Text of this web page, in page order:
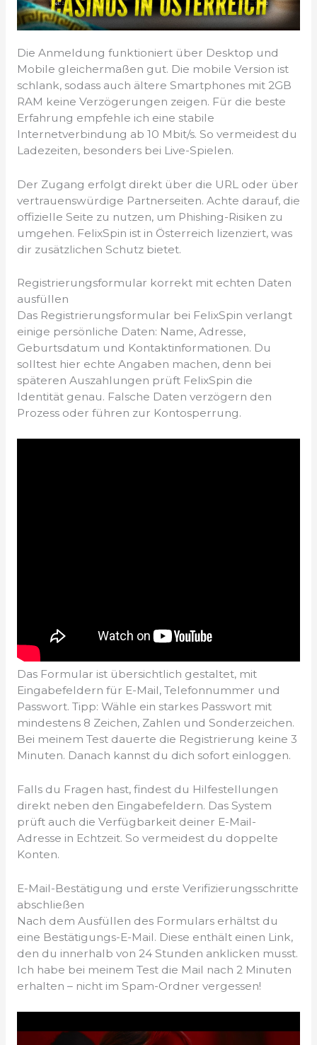
Die Anmeldung funktioniert über Desktop und
Mobile gleichermaßen gut. Die mobile Version ist
schlank, sodass auch ältere Smartphones mit 2GB
RAM keine Verzögerungen zeigen. Für die beste
Erfahrung empfehle ich eine stabile
Internetverbindung ab 10 Mbit/s. So vermeidest du
Ladezeiten, besonders bei Live-Spielen.
Der Zugang erfolgt direkt über die URL oder über
vertrauenswürdige Partnerseiten. Achte darauf, die
offizielle Seite zu nutzen, um Phishing-Risiken zu
umgehen. FelixSpin ist in Österreich lizenziert, was
dir zusätzlichen Schutz bietet.
Registrierungsformular korrekt mit echten Daten
ausfüllen
Das Registrierungsformular bei FelixSpin verlangt
einige persönliche Daten: Name, Adresse,
Geburtsdatum und Kontaktinformationen. Du
solltest hier echte Angaben machen, denn bei
späteren Auszahlungen prüft FelixSpin die
Identität genau. Falsche Daten verzögern den
Prozess oder führen zur Kontosperrung.
Das Formular ist übersichtlich gestaltet, mit
Eingabefeldern für E-Mail, Telefonnummer und
Passwort. Tipp: Wähle ein starkes Passwort mit
mindestens 8 Zeichen, Zahlen und Sonderzeichen.
Bei meinem Test dauerte die Registrierung keine 3
Minuten. Danach kannst du dich sofort einloggen.
Falls du Fragen hast, findest du Hilfestellungen
direkt neben den Eingabefeldern. Das System
prüft auch die Verfügbarkeit deiner E-Mail-
Adresse in Echtzeit. So vermeidest du doppelte
Konten.
E-Mail-Bestätigung und erste Verifizierungsschritte
abschließen
Nach dem Ausfüllen des Formulars erhältst du
eine Bestätigungs-E-Mail. Diese enthält einen Link,
den du innerhalb von 24 Stunden anklicken musst.
Ich habe bei meinem Test die Mail nach 2 Minuten
erhalten – nicht im Spam-Ordner vergessen!